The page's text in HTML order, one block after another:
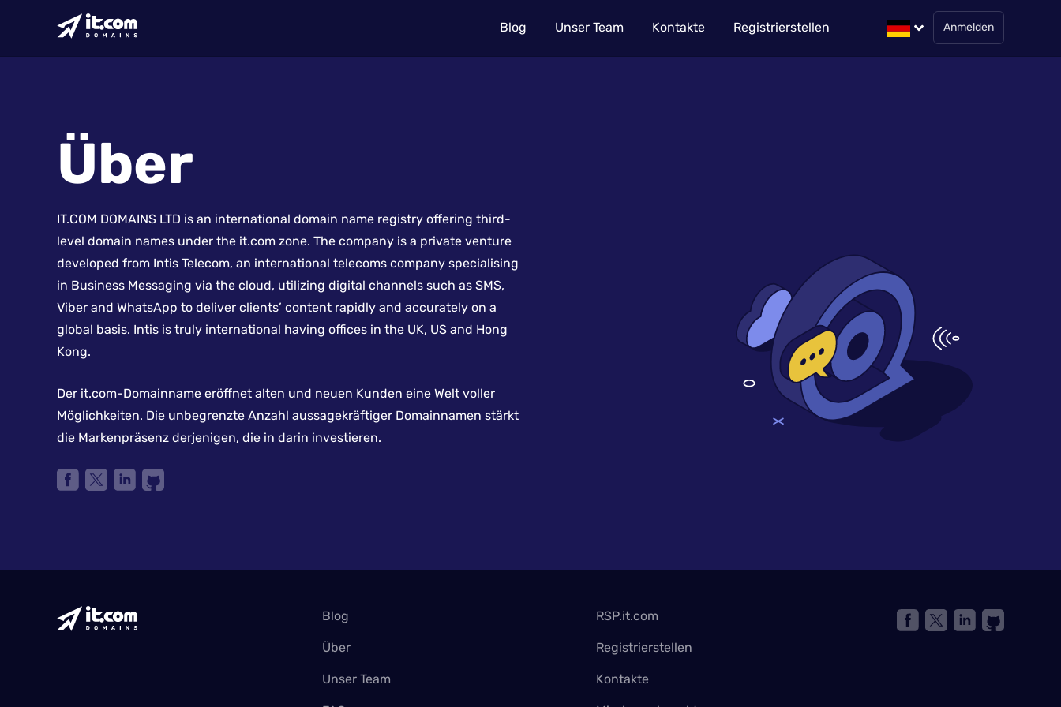
Blog Unser Team Kontakte Registrierstellen Anmelden
Über
IT.COM DOMAINS LTD is an international domain name registry offering third-
level domain names under the it.com zone. The company is a private venture
developed from Intis Telecom, an international telecoms company specialising
in Business Messaging via the cloud, utilizing digital channels such as SMS,
Viber and WhatsApp to deliver clients’ content rapidly and accurately on a
global basis. Intis is truly international having offices in the UK, US and Hong
Kong.
Der it.com-Domainname eröffnet alten und neuen Kunden eine Welt voller
Möglichkeiten. Die unbegrenzte Anzahl aussagekräftiger Domainnamen stärkt
die Markenpräsenz derjenigen, die in darin investieren.
Blog
Über
Unser Team
RSP.it.com
Registrierstellen
Kontakte